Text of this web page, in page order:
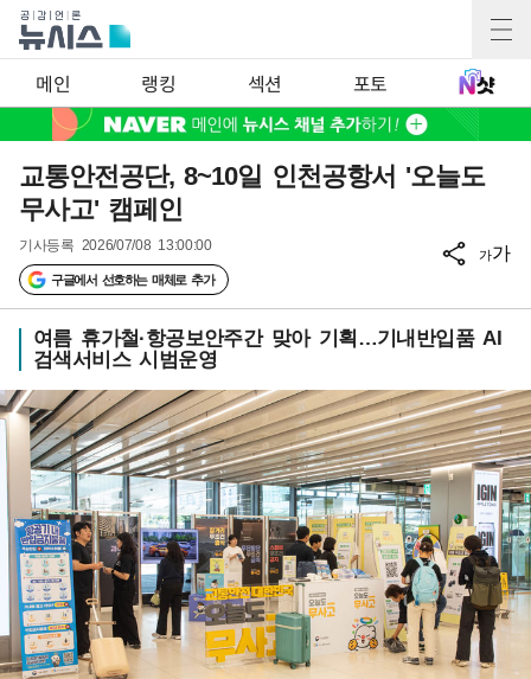
메인 랭킹 섹션 포토
교통안전공단, 8~10일 인천공항서 '오늘도
무사고' 캠페인
기사등록 2026/07/08 13:00:00
구글에서 선호하는 매체로 추가
가가
여름 휴가철·항공보안주간 맞아 기획…기내반입품 AI
검색서비스 시범운영